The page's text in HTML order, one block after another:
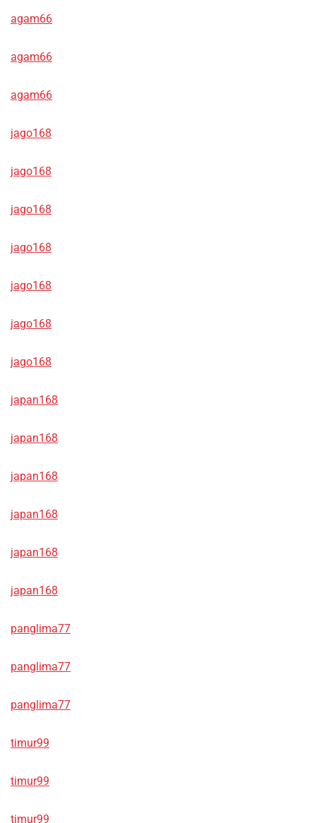
agam66
agam66
agam66
jago168
jago168
jago168
jago168
jago168
jago168
jago168
japan168
japan168
japan168
japan168
japan168
japan168
panglima77
panglima77
panglima77
timur99
timur99
timur99